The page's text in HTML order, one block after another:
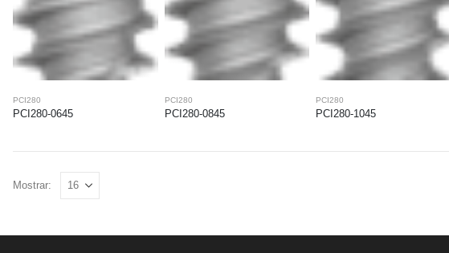
PCI280
PCI280-0645
PCI280
PCI280-0845
PCI280
PCI280-1045
Mostrar: